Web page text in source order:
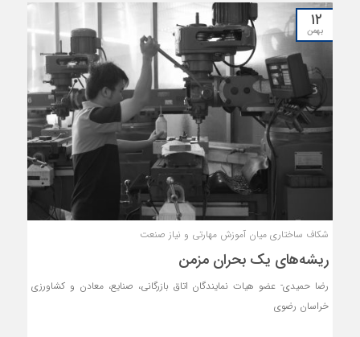
پاکستان برای بسیاری از کالاهای صنعتی و مصرفی ایران همچنان
دست‌نخورده باقی مانده و در مقابل، پاکستان توانسته در برخی اقلام کشاورزی
سهمی تعیین‌کننده در بازار ایران به دست آورد. آمارهای پیش رو، سیمای
تجارت دو کشور را در سال 2024 به تصویر می‌کشند.
۱۲
بهمن
شکاف ساختاری میان آموزش مهارتی و نیاز صنعت
ریشه‌های یک بحران مزمن
رضا حمیدی- عضو هیات نمایندگان اتاق بازرگانی، صنایع، معادن و کشاورزی
خراسان رضوی